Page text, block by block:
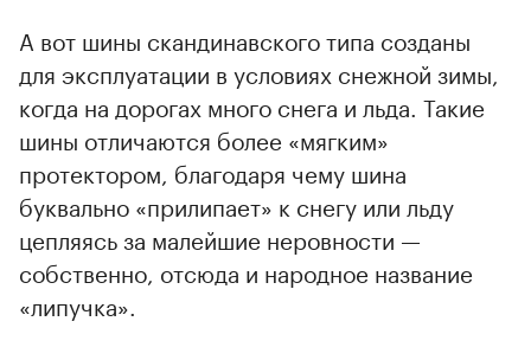
А вот шины скандинавского типа созданы
для эксплуатации в условиях снежной зимы,
когда на дорогах много снега и льда. Такие
шины отличаются более «мягким»
протектором, благодаря чему шина
буквально «прилипает» к снегу или льду
цепляясь за малейшие неровности —
собственно, отсюда и народное название
«липучка».